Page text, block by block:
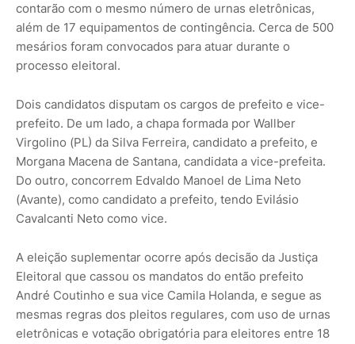
contarão com o mesmo número de urnas eletrônicas,
além de 17 equipamentos de contingência. Cerca de 500
mesários foram convocados para atuar durante o
processo eleitoral.
Dois candidatos disputam os cargos de prefeito e vice-
prefeito. De um lado, a chapa formada por Wallber
Virgolino (PL) da Silva Ferreira, candidato a prefeito, e
Morgana Macena de Santana, candidata a vice-prefeita.
Do outro, concorrem Edvaldo Manoel de Lima Neto
(Avante), como candidato a prefeito, tendo Evilásio
Cavalcanti Neto como vice.
A eleição suplementar ocorre após decisão da Justiça
Eleitoral que cassou os mandatos do então prefeito
André Coutinho e sua vice Camila Holanda, e segue as
mesmas regras dos pleitos regulares, com uso de urnas
eletrônicas e votação obrigatória para eleitores entre 18